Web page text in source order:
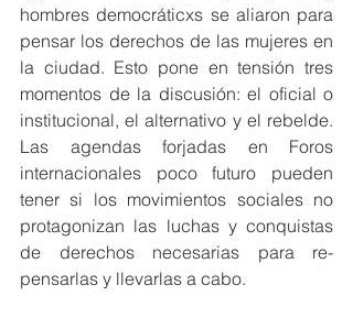
hombres democráticxs se aliaron para
pensar los derechos de las mujeres en
la ciudad. Esto pone en tensión tres
momentos de la discusión: el oficial o
institucional, el alternativo y el rebelde.
Las agendas forjadas en Foros
internacionales poco futuro pueden
tener si los movimientos sociales no
protagonizan las luchas y conquistas
de derechos necesarias para re-
pensarlas y llevarlas a cabo.